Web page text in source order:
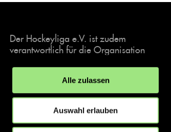
Alle zulassen
Auswahl erlauben
Der Hockeyliga e.V. ist zudem
verantwortlich für die Organisation
Events, der deutschen Hockey-
Meisterschaften.